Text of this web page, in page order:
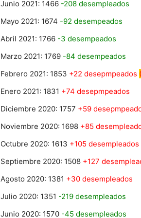
Junio 2021: 1466 -208 desempleados
Mayo 2021: 1674 -92 desempeados
Abril 2021: 1766 -3 desempeados
Marzo 2021: 1769 -84 desempeados
Febrero 2021: 1853 +22 desepmpeados
Enero 2021: 1831 +74 desepmpeados
Diciembre 2020: 1757 +59
Noviembre 2020: 1698 +85
Octubre 2020: 1613 +105 desempleados
Septiembre 2020: 1508 +127
Agosto 2020: 1381 +30 desempleados
Julio 2020: 1351 -219 desempleados
Junio 2020: 1570 -45 desempleados